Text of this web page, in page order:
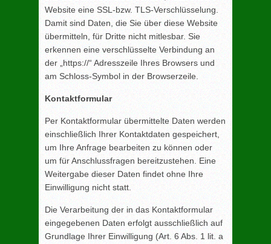
Website eine SSL-bzw. TLS-Verschlüsselung.
Damit sind Daten, die Sie über diese Website
übermitteln, für Dritte nicht mitlesbar. Sie
erkennen eine verschlüsselte Verbindung an
der „https://“ Adresszeile Ihres Browsers und
am Schloss-Symbol in der Browserzeile.
Kontaktformular
Per Kontaktformular übermittelte Daten werden
einschließlich Ihrer Kontaktdaten gespeichert,
um Ihre Anfrage bearbeiten zu können oder
um für Anschlussfragen bereitzustehen. Eine
Weitergabe dieser Daten findet ohne Ihre
Einwilligung nicht statt.
Die Verarbeitung der in das Kontaktformular
eingegebenen Daten erfolgt ausschließlich auf
Grundlage Ihrer Einwilligung (Art. 6 Abs. 1 lit. a